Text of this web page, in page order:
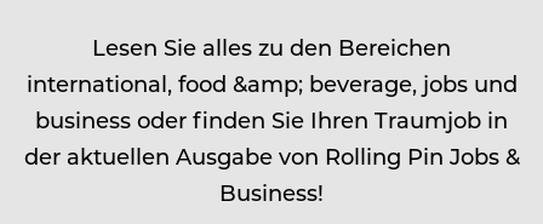
Lesen Sie alles zu den Bereichen
international, food &amp; beverage, jobs und
business oder finden Sie Ihren Traumjob in
der aktuellen Ausgabe von Rolling Pin Jobs &
Business!